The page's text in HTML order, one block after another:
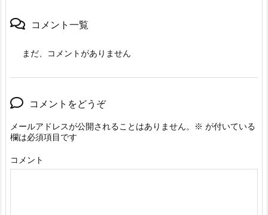
コメント一覧
まだ、コメントがありません
コメントをどうぞ
メールアドレスが公開されることはありません。 ※ が付いている
欄は必須項目です
コメント